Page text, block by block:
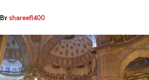
Byshareef1400